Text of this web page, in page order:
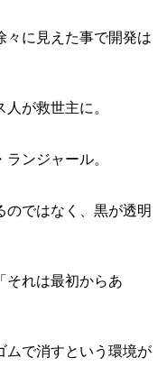
々に見えた事で開発は
が救世主に。
ンジャール。
のではなく、黒が透明
それは最初からあ
ムで消すという環境が